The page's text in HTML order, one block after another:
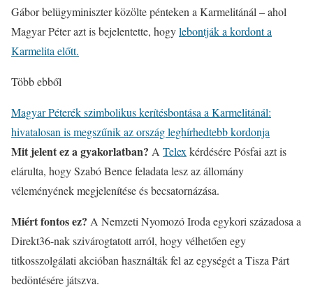
Gábor belügyminiszter közölte pénteken a Karmelitánál – ahol
Magyar Péter azt is bejelentette, hogylebontják a kordont a
Karmelita előtt.
Több ebből
Magyar Péterék szimbolikus kerítésbontása a Karmelitánál:
hivatalosan is megszűnik az ország leghírhedtebb kordonja
Mit jelent ez a gyakorlatban? A Telex kérdésére Pósfai azt is
elárulta, hogy Szabó Bence feladata lesz az állomány
véleményének megjelenítése és becsatornázása.
Miért fontos ez? A Nemzeti Nyomozó Iroda egykori századosa a
Direkt36-nak szivárogtatott arról, hogy vélhetően egy
titkosszolgálati akcióban használták fel az egységét a Tisza Párt
bedöntésére játszva.